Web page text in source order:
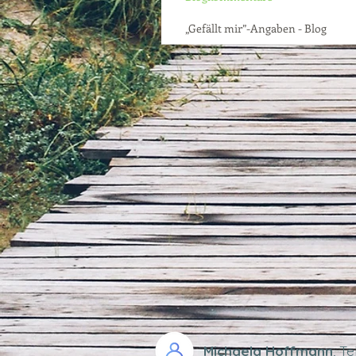
„Gefällt mir”-Angaben - Blog
Michaela Hoffmann,